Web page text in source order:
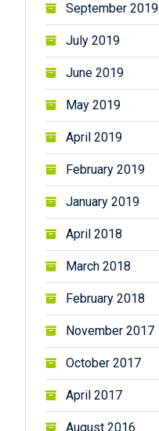
September 2019
July 2019
June 2019
May 2019
April 2019
February 2019
January 2019
April 2018
March 2018
February 2018
November 2017
October 2017
April 2017
August 2016